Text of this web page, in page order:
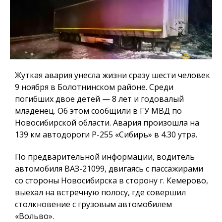
Жуткая авария унесла жизни сразу шести человек
9 ноября в Болотнинском районе. Среди
погибших двое детей — 8 лет и годовалый
младенец. Об этом сообщили в ГУ МВД по
Новосибирской области. Авария произошла на
139 км автодороги Р-255 «Сибирь» в 4.30 утра.
По предварительной информации, водитель
автомобиля ВАЗ-21099, двигаясь с пассажирами
со стороны Новосибирска в сторону г. Кемерово,
выехал на встречную полосу, где совершил
столкновение с грузовым автомобилем
«Вольво».